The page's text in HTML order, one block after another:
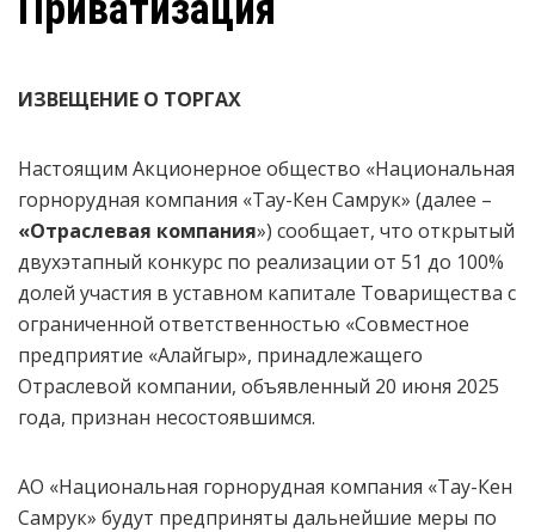
ИЗВЕЩЕНИЕ О ТОРГАХ
Настоящим Акционерное общество «Национальная
горнорудная компания «Тау-Кен Самрук» (далее –
«Отраслевая компания») сообщает, что открытый
двухэтапный конкурс по реализации от 51 до 100%
долей участия в уставном капитале Товарищества с
ограниченной ответственностью «Совместное
предприятие «Алайгыр», принадлежащего
Отраслевой компании, объявленный 20 июня 2025
года, признан несостоявшимся.
АО «Национальная горнорудная компания «Тау-Кен
Самрук» будут предприняты дальнейшие меры по